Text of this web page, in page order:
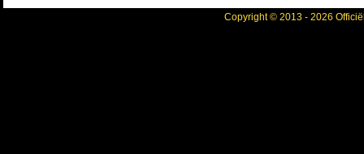
Copyright © 2013 - 2026